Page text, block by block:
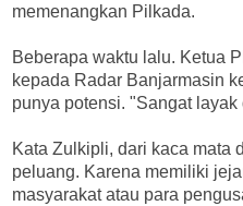
memenangkan Pilkada.
Beberapa waktu lalu. Ketua
kepada Radar Banjarmasin
punya potensi. "Sangat
Kata Zulkipli, dari kaca mata
peluang. Karena memiliki
masyarakat atau para